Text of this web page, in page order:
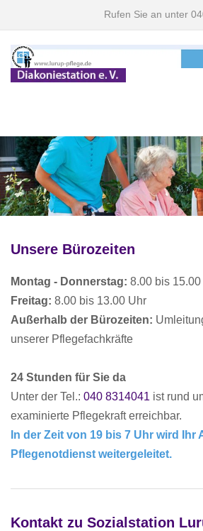
Rufen Sie an unter
Unsere Bürozeiten
Montag - Donnerstag: 8.00 bis
Freitag: 8.00 bis 13.00 Uhr
Außerhalb der Bürozeiten:
unserer Pflegefachkräfte
24 Stunden für Sie da
Unter der Tel.: 040 8314041 ist rund
examinierte Pflegekraft erreichbar.
In der Zeit von 19 bis 7 Uhr wird Ihr
Pflegenotdienst weitergeleitet.
Kontakt zu Sozialstation